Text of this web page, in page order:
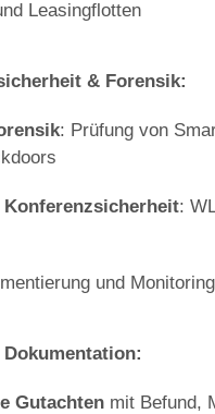
Leasingflotten
& Forensik:
: Prüfung von
Konferenzsicherheit:
und
Gutachten mit Befund,